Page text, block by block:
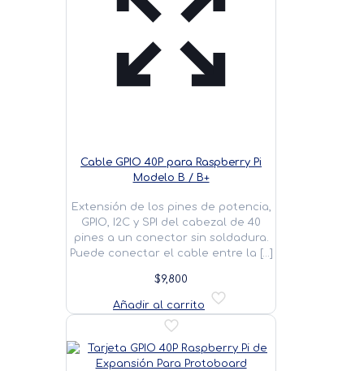
Cable GPIO 40P para Raspberry Pi
Modelo B / B+
Extensión de los pines de potencia,
GPIO, I2C y SPI del cabezal de 40
pines a un conector sin soldadura.
Puede conectar el cable entre la […]
$9,800
Añadir al carrito